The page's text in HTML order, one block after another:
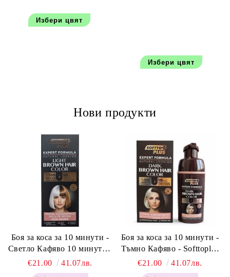
Избери цвят
Избери цвят
Нови продукти
Боя за коса за 10 минути -
Светло Кафяво 10 минути -
Softtoplus Expert Woman
Light Brown 400мл
€21.00 41.07лв.
Боя за коса за 10 минути -
Тъмно Кафяво - Softtoplus
Expert Woman Dark Brown
400 мл
€21.00 41.07лв.